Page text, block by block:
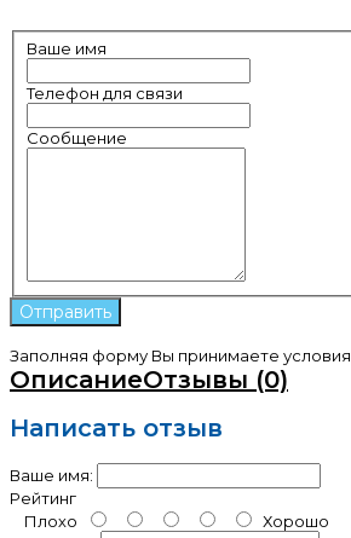
Ваше имя
Телефон для связи
Сообщение
Заполняя форму Вы принимаете условия
ОписаниеОтзывы (0)
Написать отзыв
Ваше имя:
Рейтинг
Плохо
Хорошо